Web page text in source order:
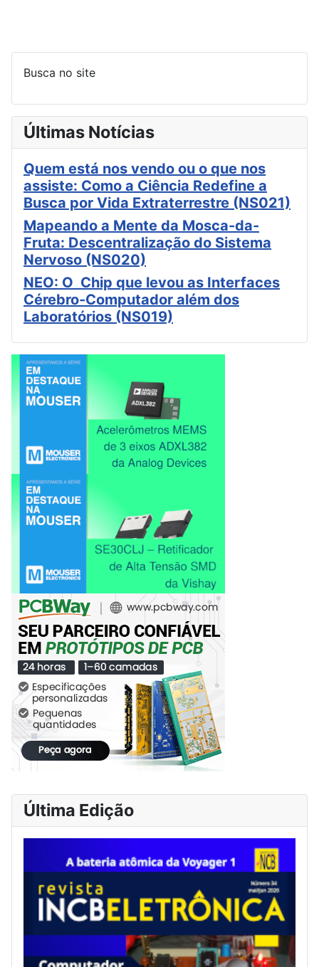
Busca no site
Últimas Notícias
Quem está nos vendo ou o que nos
assiste: Como a Ciência Redefine a
Busca por Vida Extraterrestre (NS021)
Mapeando a Mente da Mosca-da-
Fruta: Descentralização do Sistema
Nervoso (NS020)
NEO: O Chip que levou as Interfaces
Cérebro-Computador além dos
Laboratórios (NS019)
Última Edição